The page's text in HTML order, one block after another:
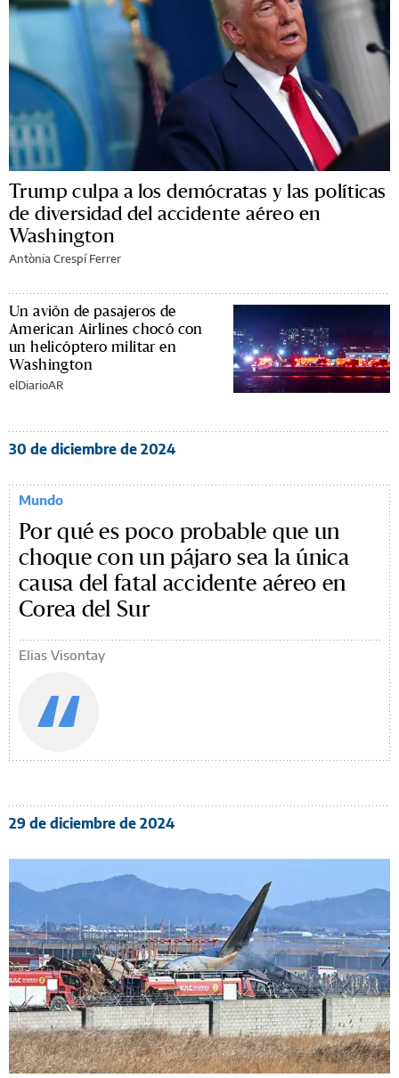
Trump culpa a los demócratas y las políticas
de diversidad del accidente aéreo en
Washington
Antònia Crespí Ferrer
Un avión de pasajeros de
American Airlines chocó con
un helicóptero militar en
Washington
elDiarioAR
30 de diciembre de 2024
Mundo
Por qué es poco probable que un
choque con un pájaro sea la única
causa del fatal accidente aéreo en
Corea del Sur
Elias Visontay
29 de diciembre de 2024